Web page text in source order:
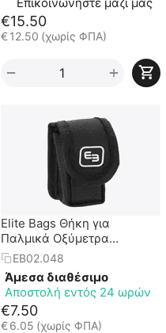
€15.50
€12.50 (χωρίς ΦΠΑ)
+
−
Elite Bags Θήκη για
Παλμικά Οξύμετρα
Δαχτύλου Μαύρη
EB02.048
Άμεσα διαθέσιμο
Αποστολή εντός 24 ωρών
€7.50
€6.05 (χωρίς ΦΠΑ)